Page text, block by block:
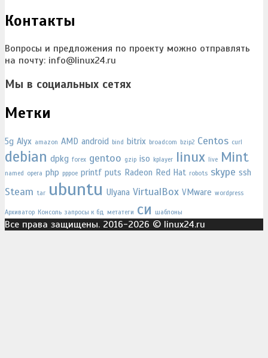
Контакты
Вопросы и предложения по проекту можно отправлять
на почту: info@linux24.ru
Мы в социальных сетях
Метки
5g Alyx amazon AMD android bind bitrix broadcom bzip2 Centos curl
debian dpkg forex gentoo gzip iso kplayer linux live Mint
named opera php pppoe printf puts Radeon Red Hat robots skype ssh
Steam tar ubuntu Ulyana VirtualBox VMware wordpress
Архиватор Консоль запросы к бд метатеги си шаблоны
Все права защищены. 2016-2026 © linux24.ru